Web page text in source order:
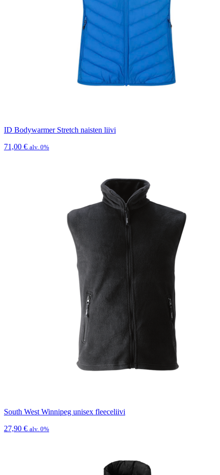
ID Bodywarmer Stretch naisten liivi
71,00 € alv. 0%
South West Winnipeg unisex fleeceliivi
27,90 € alv. 0%